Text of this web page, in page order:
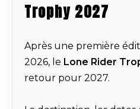
Trophy 2027
Après une première
2026, le Lone Rider
retour pour 2027.